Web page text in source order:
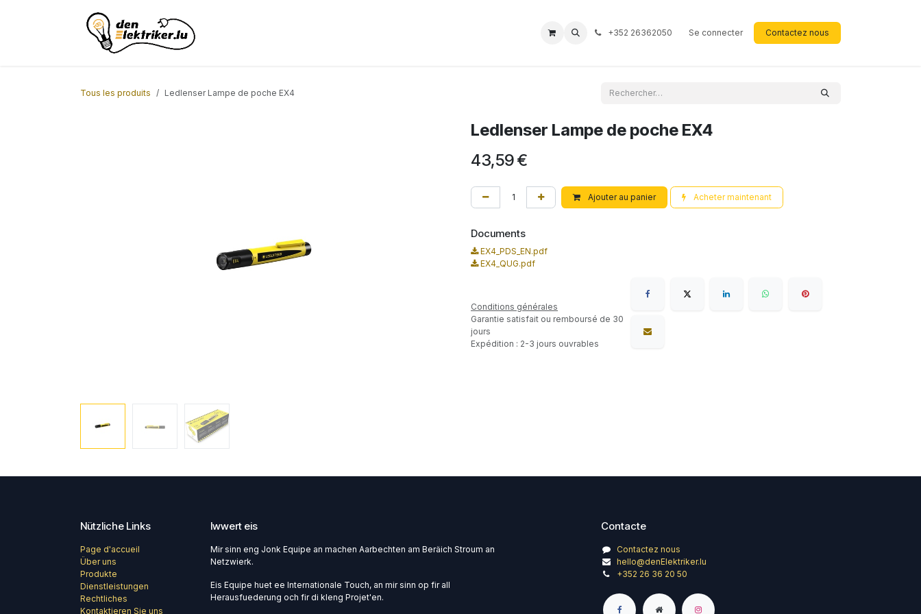
+352 26362050 Se connecter Contactez nous
Tous les produits Ledlenser Lampe de poche EX4
Ledlenser Lampe de poche EX4
43,59€
Ajouter au panier Acheter maintenant
Documents
EX4_PDS_EN.pdf
EX4_QUG.pdf
Conditions générales
Garantie satisfait ou remboursé de 30
jours
Expédition : 2-3 jours ouvrables
Nützliche Links
Page d'accueil
Über uns
Produkte
Dienstleistungen
Rechtliches
Kontaktieren Sie uns
Iwwert eis
Mir sinn eng Jonk Equipe an machen Aarbechten am Beräich Stroum an
Netzwierk.
Eis Equipe huet ee Internationale Touch, an mir sinn op fir all
Herausfuederung och fir di kleng Projet'en.
Contacte
Contactez nous
hello@denElektriker.lu
+352 26 36 20 50